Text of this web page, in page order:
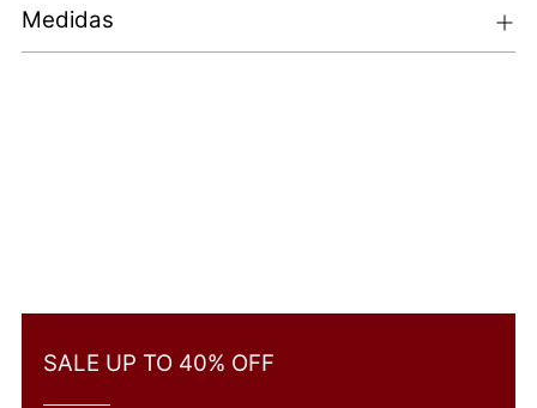
Medidas
SALE UP TO 40% OFF